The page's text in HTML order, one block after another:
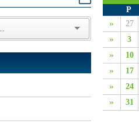
» 27
» 3
» 10
» 17
» 24
» 31
P